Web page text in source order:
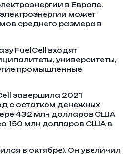
в Европе.
может
среднего размера в
FuelCell входят
университеты,
промышленные
завершила 2021
с остатком денежных
432 млн долларов США
150 млн долларов США в
в октябре). Он увеличил